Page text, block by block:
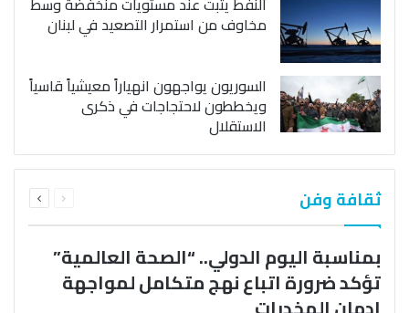
مخاوف من استمرار التصعيد في لبنان
السوريون يواجهون انهياراً معيشياً قاسياً
ويخططون لاحتجاجات في ذكرى
الاستقلال
ثقافة وفن الصفحةالصفحة
بمناسبة اليوم الدولي.. “الصحة العالمية”
تؤكد ضرورة اتباع نهج متكامل لمواجهة